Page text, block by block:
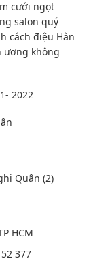
cưới ngọt
salon quý
cách điệu Hàn
ương không
Quân (2)
HCM
377